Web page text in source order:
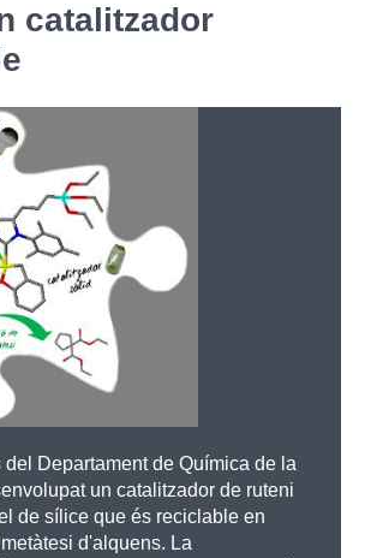
catalitzador
del Departament de Química de la
un catalitzador de ruteni
de sílice que és reciclable en
d'alquens. La